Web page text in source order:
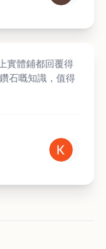
實體鋪都回覆得
石嘅知識，值得